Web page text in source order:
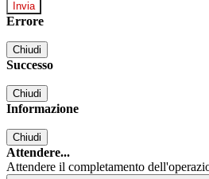
Errore
Chiudi
Successo
Chiudi
Informazione
Chiudi
Attendere...
Attendere il completamento